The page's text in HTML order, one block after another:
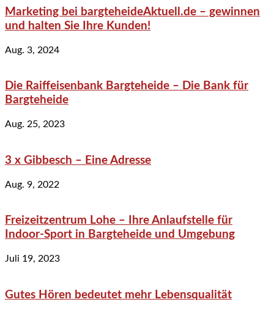
Marketing bei bargteheideAktuell.de – gewinnen
und halten Sie Ihre Kunden!
Aug. 3, 2024
Die Raiffeisenbank Bargteheide – Die Bank für
Bargteheide
Aug. 25, 2023
3 x Gibbesch – Eine Adresse
Aug. 9, 2022
Freizeitzentrum Lohe – Ihre Anlaufstelle für
Indoor-Sport in Bargteheide und Umgebung
Juli 19, 2023
Gutes Hören bedeutet mehr Lebensqualität